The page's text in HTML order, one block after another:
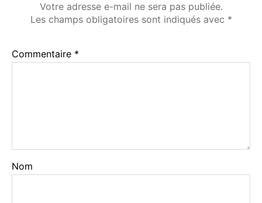
Votre adresse e-mail ne sera pas publiée.
Les champs obligatoires sont indiqués avec *
Commentaire *
Nom